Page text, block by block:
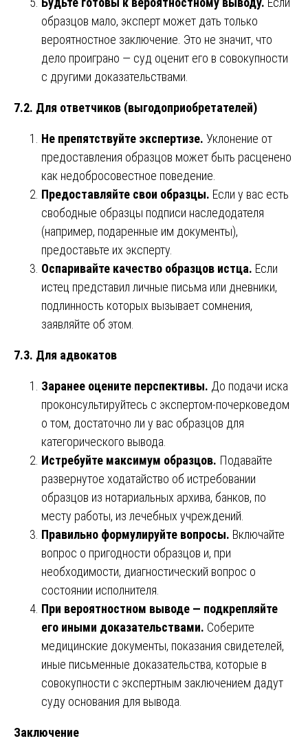
образцов мало, эксперт может дать только
вероятностное заключение. Это не значит, что
дело проиграно — суд оценит его в совокупности
с другими доказательствами.
7.2. Для ответчиков (выгодоприобретателей)
Не препятствуйте экспертизе. Уклонение от
предоставления образцов может быть расценено
как недобросовестное поведение.
Предоставляйте свои образцы. Если у вас есть
свободные образцы подписи наследодателя
(например, подаренные им документы),
предоставьте их эксперту.
Оспаривайте качество образцов истца. Если
истец представил личные письма или дневники,
подлинность которых вызывает сомнения,
заявляйте об этом.
7.3. Для адвокатов
Заранее оцените перспективы. До подачи иска
проконсультируйтесь с экспертом-почерковедом
о том, достаточно ли у вас образцов для
категорического вывода.
Истребуйте максимум образцов. Подавайте
развернутое ходатайство об истребовании
образцов из нотариальных архива, банков, по
месту работы, из лечебных учреждений.
Правильно формулируйте вопросы. Включайте
вопрос о пригодности образцов и, при
необходимости, диагностический вопрос о
состоянии исполнителя.
При вероятностном выводе — подкрепляйте
его иными доказательствами. Соберите
медицинские документы, показания свидетелей,
иные письменные доказательства, которые в
совокупности с экспертным заключением дадут
суду основания для вывода.
Заключение